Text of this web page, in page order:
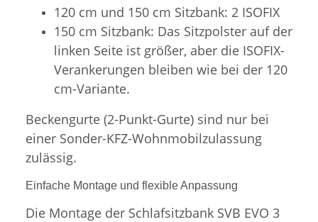
120 cm und 150 cm Sitzbank: 2 ISOFIX
150 cm Sitzbank: Das Sitzpolster auf der
linken Seite ist größer, aber die ISOFIX-
Verankerungen bleiben wie bei der 120
cm-Variante.
Beckengurte (2-Punkt-Gurte) sind nur bei
einer Sonder-KFZ-Wohnmobilzulassung
zulässig.
Einfache Montage und flexible Anpassung
Die Montage der Schlafsitzbank SVB EVO 3